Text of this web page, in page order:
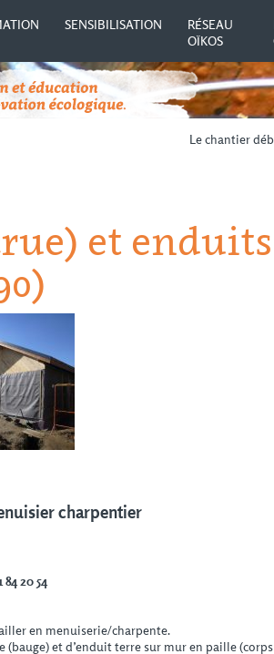
SENSIBILISATION
RÉSEAU
OÏKOS
Le chantier
et
charpentier
84 20 54
en menuiserie/charpente.
et d’enduit terre sur mur en paille